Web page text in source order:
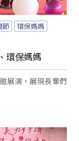
節
環保媽媽
環保媽媽
展演，展現長輩們